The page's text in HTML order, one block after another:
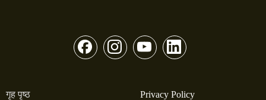
गृह पृष्ठ
Privacy Policy